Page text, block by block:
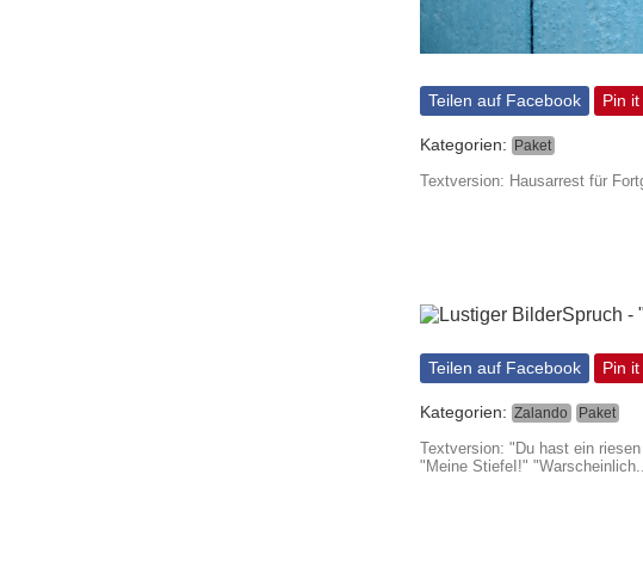
Teilen auf Facebook Pin
Kategorien: Paket
Textversion: Hausarrest für
Teilen auf Facebook Pin
Kategorien: Zalando Paket
Textversion: "Du hast ein
"Meine StiefeI!"